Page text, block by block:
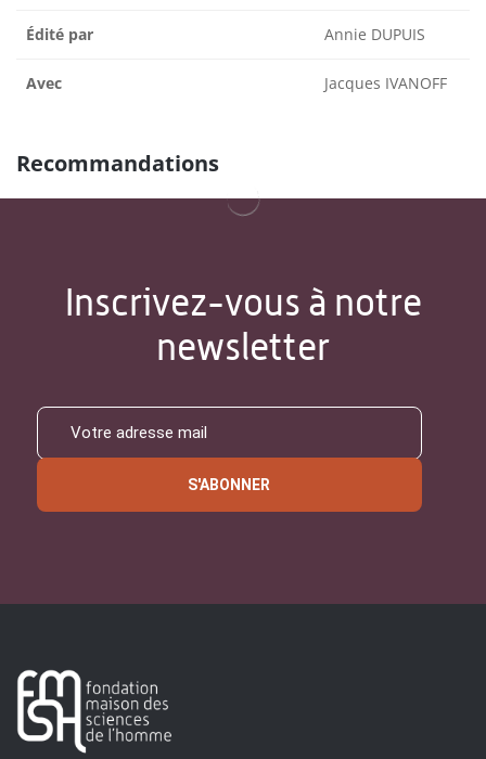
Édité par Annie DUPUIS
Avec Jacques IVANOFF
Recommandations
Inscrivez-vous à notre
newsletter
S'ABONNER